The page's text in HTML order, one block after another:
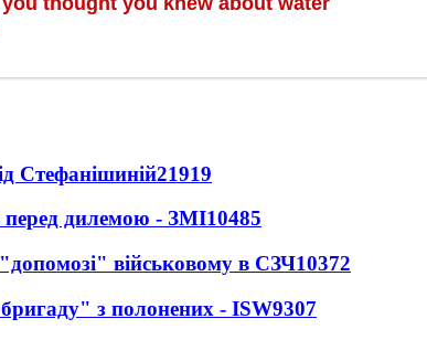
Стефанішиній21919
перед дилемою - ЗМІ10485
військовому в СЗЧ10372
з полонених - ISW9307